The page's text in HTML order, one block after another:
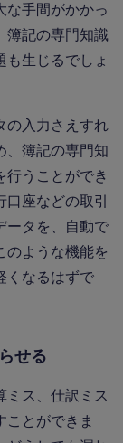
な手間がかかっ
簿記の専門知識
も生じるでしょ
の入力さえすれ
、簿記の専門知
行うことができ
座などの取引
ータを、自動で
のような機能を
くなるはずで
せる
ミス、仕訳ミス
ことができま